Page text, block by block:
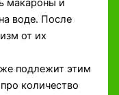
макароны и
воде. После
от их
подлежит этим
количество